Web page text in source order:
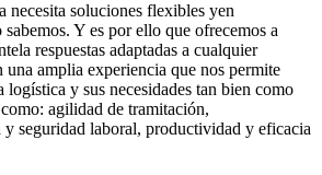
necesita soluciones flexibles yen
Y es por ello que ofrecemos a
respuestas adaptadas a cualquier
una amplia experiencia que nos permite
logística y sus necesidades tan bien como
agilidad de tramitación,
y seguridad laboral, productividad y eficacia